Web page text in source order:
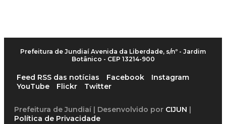
Prefeitura de Jundiaí Avenida da Liberdade, s/nº - Jardim
Botânico - CEP 13214-900
Feed RSS das notícias Facebook
Instagram
YouTube
Flickr Twitter
Prefeitura de Jundiaí | Desenvolvido por CIJUN
Política de Privacidade